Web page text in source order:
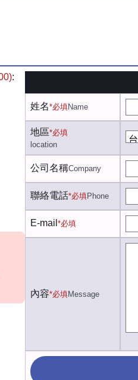
:
姓名*必填Name
地區*必填
location
公司名稱Company
聯絡電話*必填Phone
E-mail *必填
內容*必填Message